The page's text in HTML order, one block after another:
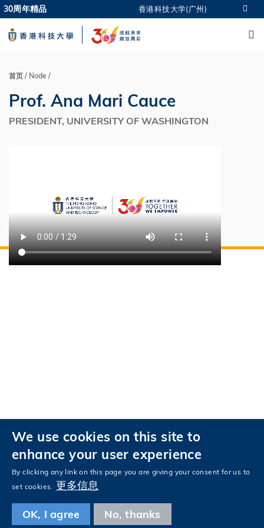
Skip
to
main
更多科大概览
科大新闻
生活@科大
30周年精品 香港科技大学(广州)
面
包
屑
首页 Node
Prof. Ana Mari Cauce
PRESIDENT, UNIVERSITY OF WASHINGTON
私隱政策
无障碍浏览
关注科大
FacebookLinkedInInstagramYoutubeTencentWechat
© 版权属香港科技大学所有
We use cookies on this site to
enhance your user experience
By clicking any link on this page you are giving your consent for us to
set cookies. 更多信息
OK, I agree No, thanks